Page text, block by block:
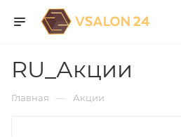
RU_Акции
Главная — Акции